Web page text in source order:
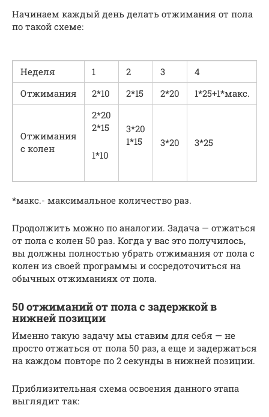
Начинаем каждый день делать отжимания от пола
по такой схеме:
Неделя 1 2 3 4
Отжимания
2*10 2*15 2*20 1*25+1*макс.
Отжимания
с колен
2*20
2*15
1*10
3*20
1*15
3*20 3*25
*макс.- максимальное количество раз.
Продолжить можно по аналогии. Задача — отжаться
от пола с колен 50 раз. Когда у вас это получилось,
вы должны полностью убрать отжимания от пола с
колен из своей программы и сосредоточиться на
обычных отжиманиях от пола.
50 отжиманий от пола с задержкой в
нижней позиции
Именно такую задачу мы ставим для себя — не
просто отжаться от пола 50 раз, а еще и задержаться
на каждом повторе по 2 секунды в нижней позиции.
Приблизительная схема освоения данного этапа
выглядит так: